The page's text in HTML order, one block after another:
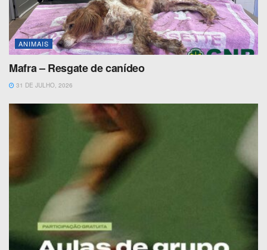
ANIMAIS
Mafra – Resgate de canídeo
31 DE JULHO, 2026